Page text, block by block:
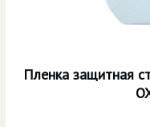
Пленка защитная